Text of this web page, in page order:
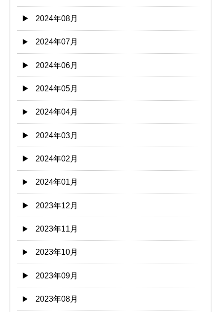
2024年08月
2024年07月
2024年06月
2024年05月
2024年04月
2024年03月
2024年02月
2024年01月
2023年12月
2023年11月
2023年10月
2023年09月
2023年08月